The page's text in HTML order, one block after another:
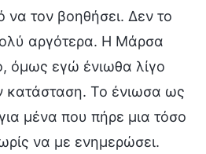
τον βοηθήσει. Δεν το
αργότερα. Η Μάρσα
όμως εγώ ένιωθα λίγο
κατάσταση. Το ένιωσα ως
μένα που πήρε μια τόσο
να με ενημερώσει.